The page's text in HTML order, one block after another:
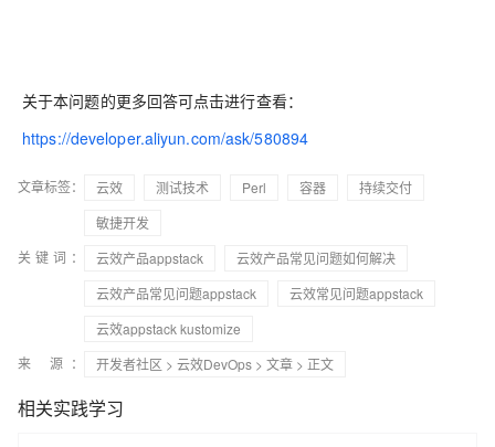
关于本问题的更多回答可点击进行查看：
https://developer.aliyun.com/ask/580894
文章标签： 云效 测试技术 Perl 容器
持续交付
敏捷开发
关键词：
云效产品appstack
云效产品常见问题如何解决
云效产品常见问题appstack
云效常见问题appstack
云效appstack kustomize
来 源：
开发者社区 > 云效DevOps > 文章 > 正文
相关实践学习